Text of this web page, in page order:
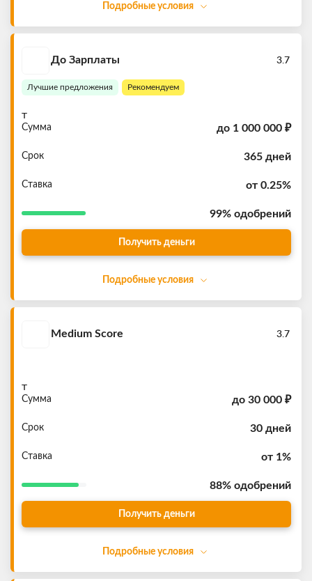
Подробные условия
Лучшие предложения Рекомендуем
3.7
т
До Зарплаты
Сумма до 1 000 000 ₽
Срок 365 дней
Ставка от 0.25%
99% одобрений
Получить деньги
Подробные условия
3.7
т
Medium Score
Сумма до 30 000 ₽
Срок 30 дней
Ставка от 1%
88% одобрений
Получить деньги
Подробные условия